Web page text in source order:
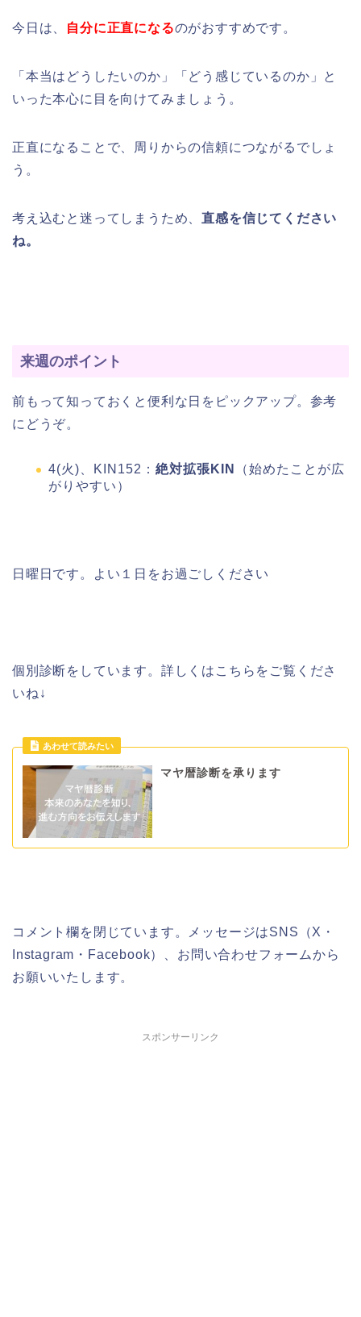
今日は、 自分に正直になるのがおすすめです。
「本当はどうしたいのか」「どう感じているのか」と
いった本心に目を向けてみましょう。
正直になることで、周りからの信頼につながるでしょ
う。
考え込むと迷ってしまうため、直感を信じてください
ね。
来週のポイント
前もって知っておくと便利な日をピックアップ。参考
にどうぞ。
4(火)、KIN152： 絶対拡張KIN
（始めたことが広
がりやすい）
日曜日です。よい１日をお過ごしください
個別診断をしています。詳しくはこちらをご覧くださ
いね↓
マヤ暦診断を承ります
コメント欄を閉じています。メッセージはSNS（X・
Instagram・Facebook）、お問い合わせフォームから
お願いいたします。
スポンサーリンク